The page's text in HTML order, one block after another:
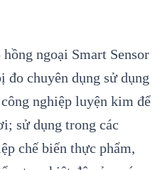
hồng ngoại Smart Sensor
đo chuyên dụng sử dụng
nghiệp luyện kim để
sử dụng trong các
ệp chế biến thực phẩm,